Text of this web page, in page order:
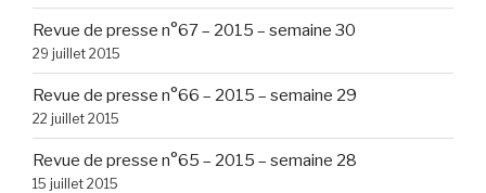
Revue de presse n°67 – 2015 – semaine 30
29 juillet 2015
Revue de presse n°66 – 2015 – semaine 29
22 juillet 2015
Revue de presse n°65 – 2015 – semaine 28
15 juillet 2015